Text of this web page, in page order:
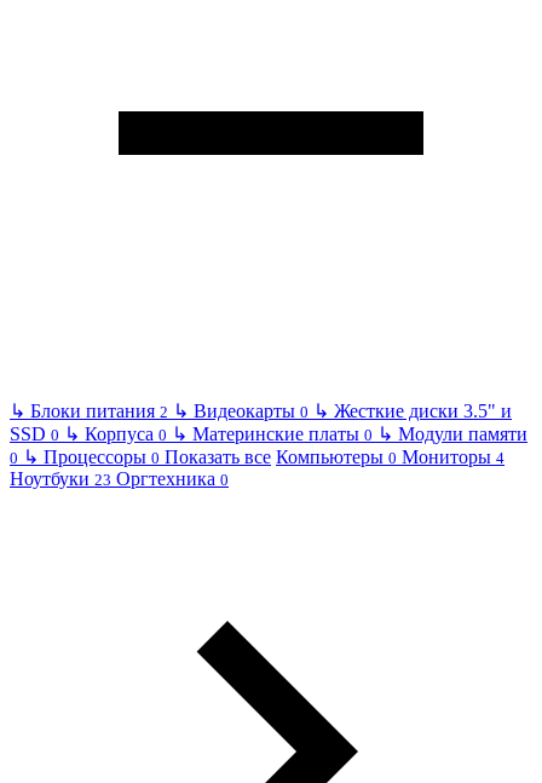
↳ Блоки питания 2 ↳ Видеокарты 0 ↳ Жесткие диски 3.5" и
SSD 0 ↳ Корпуса 0 ↳ Материнские платы 0 ↳ Модули памяти
0 ↳ Процессоры 0 Показать все Компьютеры 0 Мониторы 4
Ноутбуки 23 Оргтехника 0